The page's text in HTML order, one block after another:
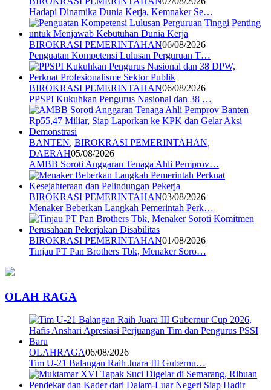
Hadapi Dinamika Dunia Kerja, Kemnaker Se…
BIROKRASI PEMERINTAHAN06/08/2026
Penguatan Kompetensi Lulusan Perguruan T…
BIROKRASI PEMERINTAHAN06/08/2026
PPSPI Kukuhkan Pengurus Nasional dan 38 …
BANTEN, BIROKRASI PEMERINTAHAN,
DAERAH05/08/2026
AMBB Soroti Anggaran Tenaga Ahli Pemprov…
BIROKRASI PEMERINTAHAN03/08/2026
Menaker Beberkan Langkah Pemerintah Perk…
BIROKRASI PEMERINTAHAN01/08/2026
Tinjau PT Pan Brothers Tbk, Menaker Soro…
OLAH RAGA
OLAHRAGA06/08/2026
Tim U-21 Balangan Raih Juara III Gubernu…